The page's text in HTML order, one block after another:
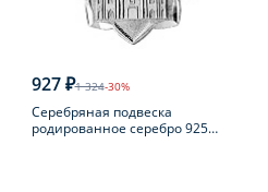
927 ₽1 324-30%
Серебряная подвеска
родированное серебро 925